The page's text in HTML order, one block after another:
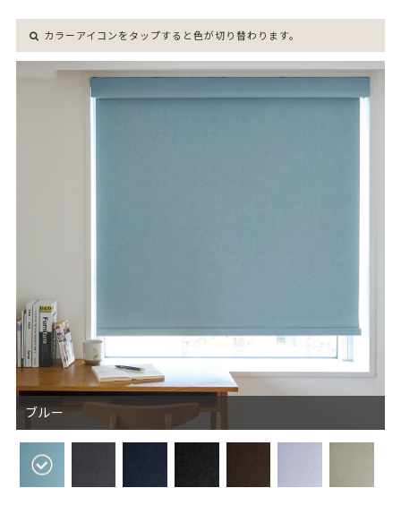
カラーアイコンをタップすると色が切り替わります。
ブルー